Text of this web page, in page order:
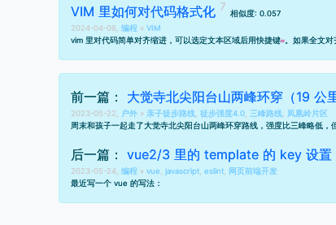
VIM 里如何对代码格式化
相似度: 0.057
2024-04-08, 编程 » VIM
vim 里对代码简单对齐缩进，可以选定文本区域后用快捷键= 。如果全文
前一篇： 大觉寺北尖阳台山两峰环穿（19 公
2023-05-22, 户外 » 亲子徒步路线 徒步强度4.0 三峰路线
凤凰岭片区
周末和孩子一起走了大觉寺北尖阳台山两峰环穿路线，强度比三峰略低，
后一篇： vue2/3 里的 template 的 key 设置
2023-05-24, 编程 » vue javascript eslint
网页前端开发
最近写一个 vue 的写法：